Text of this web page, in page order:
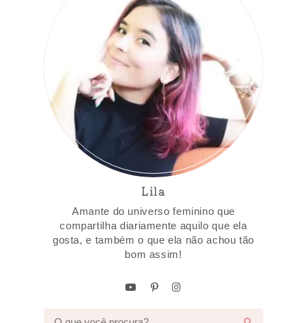
Lila
Amante do universo feminino que
compartilha diariamente aquilo que ela
gosta, e também o que ela não achou tão
bom assim!